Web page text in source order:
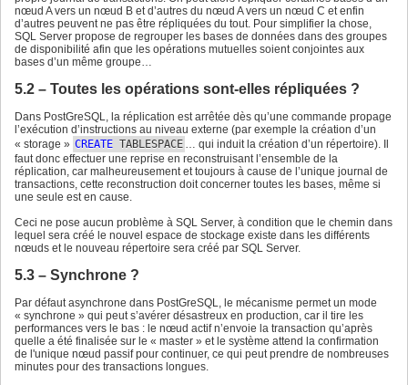
nœud A vers un nœud B et d’autres du nœud A vers un nœud C et enfin
d’autres peuvent ne pas être répliquées du tout. Pour simplifier la chose,
SQL Server propose de regrouper les bases de données dans des groupes
de disponibilité afin que les opérations mutuelles soient conjointes aux
bases d’un même groupe…
5.2 – Toutes les opérations sont-elles répliquées ?
Dans PostGreSQL, la réplication est arrêtée dès qu’une commande propage
l’exécution d’instructions au niveau externe (par exemple la création d’un
« storage » CREATE TABLESPACE … qui induit la création d’un répertoire). Il
faut donc effectuer une reprise en reconstruisant l’ensemble de la
réplication, car malheureusement et toujours à cause de l’unique journal de
transactions, cette reconstruction doit concerner toutes les bases, même si
une seule est en cause.
Ceci ne pose aucun problème à SQL Server, à condition que le chemin dans
lequel sera créé le nouvel espace de stockage existe dans les différents
nœuds et le nouveau répertoire sera créé par SQL Server.
5.3 – Synchrone ?
Par défaut asynchrone dans PostGreSQL, le mécanisme permet un mode
« synchrone » qui peut s’avérer désastreux en production, car il tire les
performances vers le bas : le nœud actif n’envoie la transaction qu’après
quelle a été finalisée sur le « master » et le système attend la confirmation
de l'unique nœud passif pour continuer, ce qui peut prendre de nombreuses
minutes pour des transactions longues.